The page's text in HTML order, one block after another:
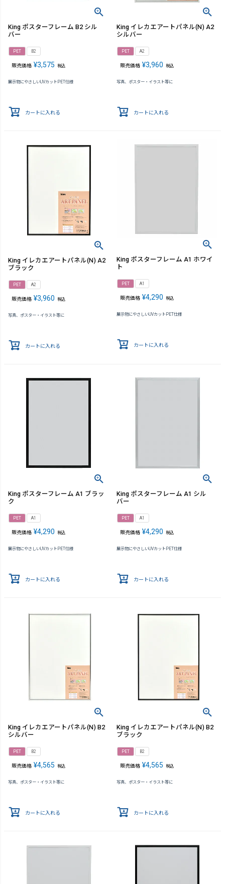
King ポスターフレーム B2 シル
バー
PET B2
販売価格 ¥3,575 税込
展示物にやさしいUVカットPET仕様
カートに入れる
King イレカエアートパネル(N) A2
シルバー
PET A2
販売価格 ¥3,960 税込
写真、ポスター・イラスト等に
カートに入れる
King イレカエアートパネル(N) A2
ブラック
PET A2
販売価格 ¥3,960 税込
写真、ポスター・イラスト等に
カートに入れる
King ポスターフレーム A1 ホワイ
ト
PET A1
販売価格 ¥4,290 税込
展示物にやさしいUVカットPET仕様
カートに入れる
King ポスターフレーム A1 ブラッ
ク
PET A1
販売価格 ¥4,290 税込
展示物にやさしいUVカットPET仕様
カートに入れる
King ポスターフレーム A1 シル
バー
PET A1
販売価格 ¥4,290 税込
展示物にやさしいUVカットPET仕様
カートに入れる
King イレカエアートパネル(N) B2
シルバー
PET B2
販売価格 ¥4,565 税込
写真、ポスター・イラスト等に
カートに入れる
King イレカエアートパネル(N) B2
ブラック
PET B2
販売価格 ¥4,565 税込
写真、ポスター・イラスト等に
カートに入れる